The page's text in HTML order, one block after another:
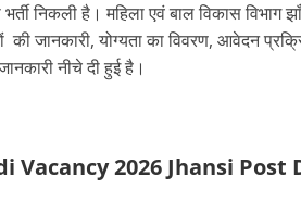
भर्ती निकली है। महिला एवं बाल विकास
की जानकारी, योग्यता का विवरण, आवेदन
नीचे दी हुई है।
Vacancy 2026 Jhansi Post